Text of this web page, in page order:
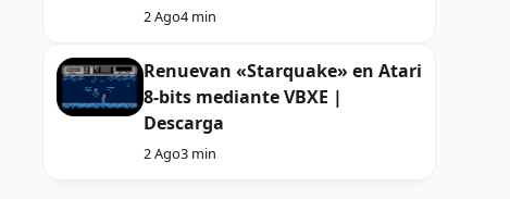
2 Ago4 min
Renuevan «Starquake» en Atari
8-bits mediante VBXE |
Descarga
2 Ago3 min